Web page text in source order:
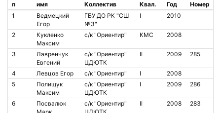
п
имя
Коллектив Квал. Год
Номер
1
Ведмецкий
Егор
ГБУ ДО РК "СШ
№3"
I 2010
2
Кукленко
Максим
с/к "Ориентир" КМС 2008
3
Лавренчук
Евгений
с/к "Ориентир"
ЦДЮТК
II 2009 285
4 Левцов Егор с/к "Ориентир" I
2008
5
Полищук
Максим
с/к "Ориентир"
ЦДЮТК
I 2009 286
6
Посвалюк
с/к "Ориентир"
II 2008 283